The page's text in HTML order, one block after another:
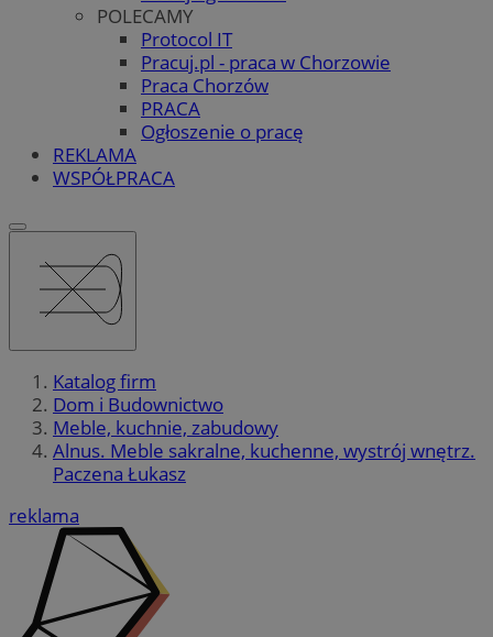
POLECAMY
Protocol IT
Pracuj.pl - praca w Chorzowie
Praca Chorzów
PRACA
Ogłoszenie o pracę
REKLAMA
WSPÓŁPRACA
Katalog firm
Dom i Budownictwo
Meble, kuchnie, zabudowy
Alnus. Meble sakralne, kuchenne, wystrój wnętrz.
Paczena Łukasz
reklama